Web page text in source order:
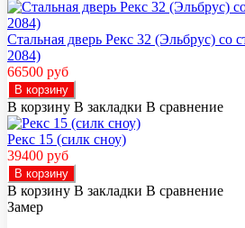
Стальная дверь Рекс 32 (Эльбрус) со
2084)
66500 руб
В корзину
В корзину В закладки В сравнение
Рекс 15 (силк сноу)
39400 руб
В корзину
В корзину В закладки В сравнение
Замер